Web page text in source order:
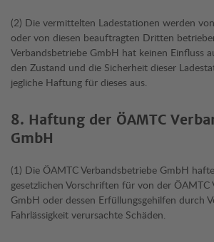
(2) Die vermittelten Ladestationen werden
oder von diesen beauftragten Dritten
Verbandsbetriebe GmbH hat keinen Einfluss
den Zustand und die Sicherheit dieser
jegliche Haftung für dieses aus.
8. Haftung der ÖAMTC
GmbH
(1) Die ÖAMTC Verbandsbetriebe GmbH
gesetzlichen Vorschriften für von der ÖAMTC
GmbH oder dessen Erfüllungsgehilfen durch
Fahrlässigkeit verursachte Schäden.